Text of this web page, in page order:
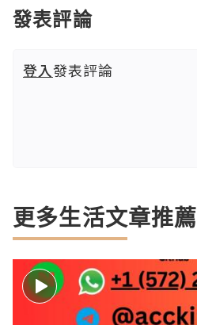
發表評論
登入發表評論
更多生活文章推薦